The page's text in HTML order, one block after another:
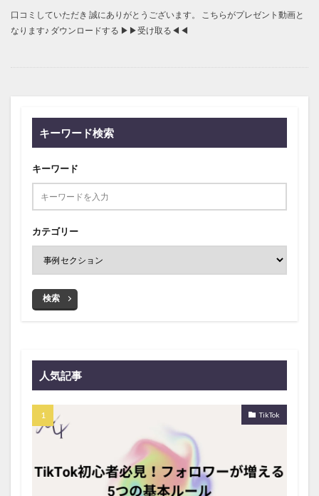
口コミしていただき 誠にありがとうございます。 こちらがプレゼント動画と
なります♪ ダウンロードする ▶︎▶︎受け取る◀︎◀︎
キーワード検索
キーワード
カテゴリー
検索
人気記事
TikTok